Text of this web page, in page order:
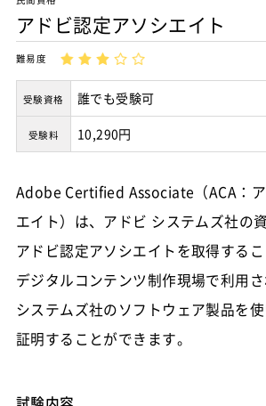
アドビ認定アソシエイト
難易度
受験資格 誰でも受験可
受験料 10,290円
Adobe Certified Associate（ACA：
エイト）は、アドビ システムズ社の
アドビ認定アソシエイトを取得する
デジタルコンテンツ制作現場で利用
システムズ社のソフトウェア製品を
証明することができます。